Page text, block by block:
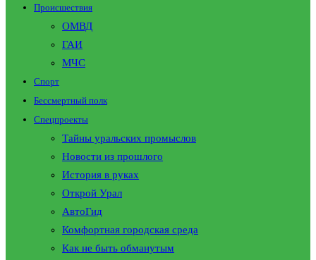
Происшествия
ОМВД
ГАИ
МЧС
Спорт
Бессмертный полк
Спецпроекты
Тайны уральских промыслов
Новости из прошлого
История в руках
Открой Урал
АвтоГид
Комфортная городская среда
Как не быть обманутым